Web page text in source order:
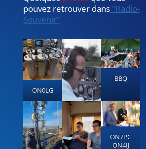
pouvez retrouver dans "Radio-
Souvenir"
ON0LG
BBQ
ON7PC
ON4IJ